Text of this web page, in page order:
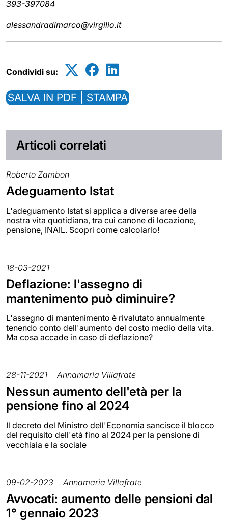
393-397084
alessandradimarco@virgilio.it
Condividi su:
SALVA IN PDF | STAMPA
Articoli correlati
Roberto Zambon
Adeguamento Istat
L'adeguamento Istat si applica a diverse aree della
nostra vita quotidiana, tra cui canone di locazione,
pensione, INAIL. Scopri come calcolarlo!
18-03-2021
Deflazione: l'assegno di
mantenimento può diminuire?
L'assegno di mantenimento è rivalutato annualmente
tenendo conto dell'aumento del costo medio della vita.
Ma cosa accade in caso di deflazione?
28-11-2021 Annamaria Villafrate
Nessun aumento dell'età per la
pensione fino al 2024
Il decreto del Ministro dell'Economia sancisce il blocco
del requisito dell'età fino al 2024 per la pensione di
vecchiaia e la sociale
09-02-2023 Annamaria Villafrate
Avvocati: aumento delle pensioni dal
1° gennaio 2023